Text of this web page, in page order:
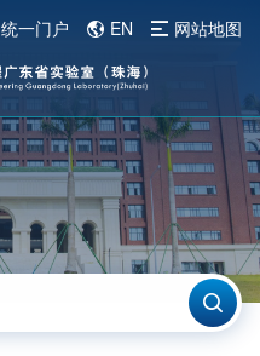
统一门户 EN 网站地图